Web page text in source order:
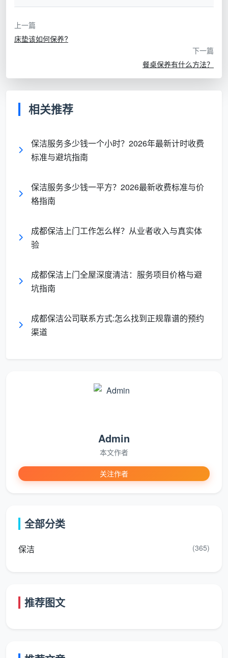
上一篇
床垫该如何保养?
下一篇
餐桌保养有什么方法？
相关推荐
保洁服务多少钱一个小时？2026年最新计时收费
标准与避坑指南
保洁服务多少钱一平方？2026最新收费标准与价
格指南
成都保洁上门工作怎么样？从业者收入与真实体
验
成都保洁上门全屋深度清洁：服务项目价格与避
坑指南
成都保洁公司联系方式:怎么找到正规靠谱的预约
渠道
Admin
本文作者
关注作者
全部分类
保洁 (365)
推荐图文